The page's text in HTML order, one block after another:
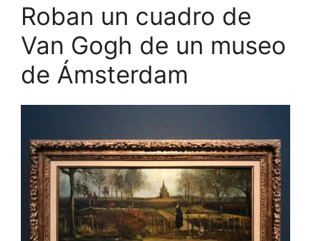
Roban un cuadro de
Van Gogh de un museo
de Ámsterdam